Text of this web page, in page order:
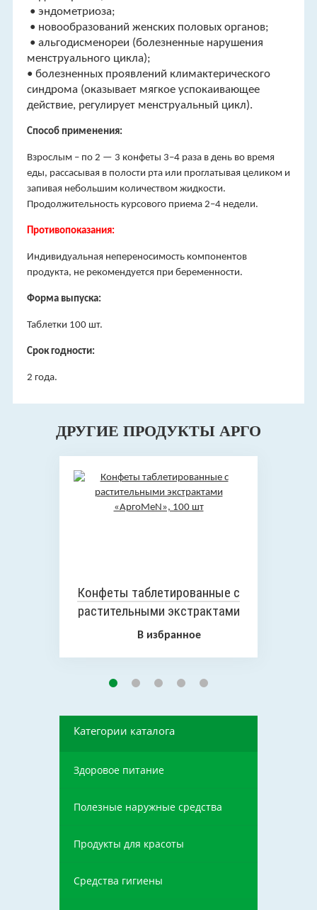
• эндометриоза;
• новообразований женских половых органов;
• альгодисменореи (болезненные нарушения
менструального цикла);
• болезненных проявлений климактерического
синдрома (оказывает мягкое успокаивающее
действие, регулирует менструальный цикл).
Способ применения:
Взрослым – по 2 — 3 конфеты 3–4 раза в день во время
еды, рассасывая в полости рта или проглатывая целиком и
запивая небольшим количеством жидкости.
Продолжительность курсового приема 2–4 недели.
Противопоказания:
Индивидуальная непереносимость компонентов
продукта, не рекомендуется при беременности.
Форма выпуска:
Таблетки 100 шт.
Срок годности:
2 года.
ДРУГИЕ ПРОДУКТЫ АРГО
Конфеты таблетированные с
растительными экстрактами
«АргоMeN», 100 шт
В избранное
Категории каталога
Здоровое питание
Полезные наружные средства
Продукты для красоты
Средства гигиены